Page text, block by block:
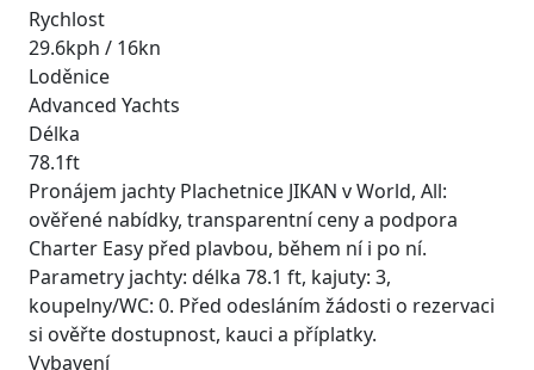
Rychlost
29.6kph / 16kn
Loděnice
Advanced Yachts
Délka
78.1ft
Pronájem jachty Plachetnice JIKAN v World, All:
ověřené nabídky, transparentní ceny a podpora
Charter Easy před plavbou, během ní i po ní.
Parametry jachty: délka 78.1 ft, kajuty: 3,
koupelny/WC: 0. Před odesláním žádosti o rezervaci
si ověřte dostupnost, kauci a příplatky.
Vybavení